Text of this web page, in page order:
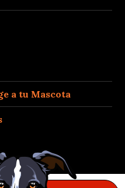
a tu Mascota